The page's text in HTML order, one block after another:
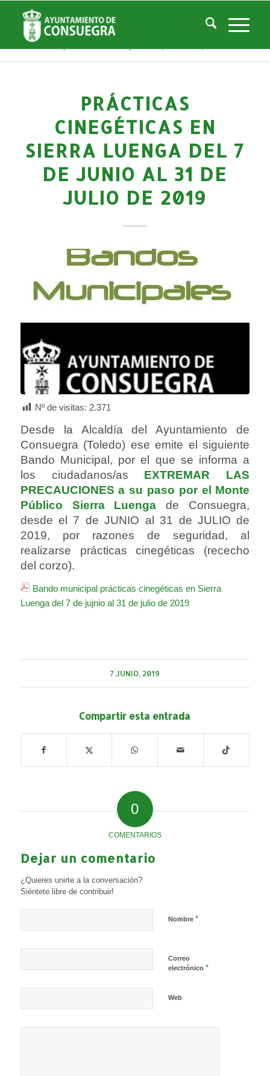
Noticias
Usted está aquí: Inicio / Noticias
Noticias-Actualidad
/
PRÁCTICAS
CINEGÉTICAS EN
SIERRA LUENGA DEL 7
DE JUNIO AL 31 DE
JULIO DE 2019
Nº de visitas: 2.371
Desde la Alcaldía del Ayuntamiento de
Consuegra (Toledo) ese emite el siguiente
Bando Municipal, por el que se informa a
los ciudadanos/as EXTREMAR LAS
PRECAUCIONES a su paso por el Monte
Público Sierra Luenga de Consuegra,
desde el 7 de JUNIO al 31 de JULIO de
2019, por razones de seguridad, al
realizarse prácticas cinegéticas (rececho
del corzo).
Bando municipal prácticas cinegéticas en Sierra
Luenga del 7 de jujnio al 31 de julio de 2019
7 JUNIO, 2019
Compartir esta entrada
0
COMENTARIOS
Dejar un comentario
¿Quieres unirte a la conversación?
Siéntete libre de contribuir!
Nombre *
Correo
electrónico *
Web